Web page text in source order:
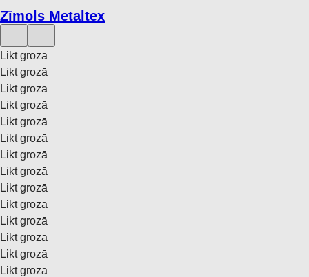
Zīmols Metaltex
Likt grozā
Likt grozā
Likt grozā
Likt grozā
Likt grozā
Likt grozā
Likt grozā
Likt grozā
Likt grozā
Likt grozā
Likt grozā
Likt grozā
Likt grozā
Likt grozā